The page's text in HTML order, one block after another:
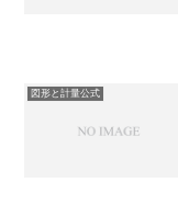
図形と計量公式